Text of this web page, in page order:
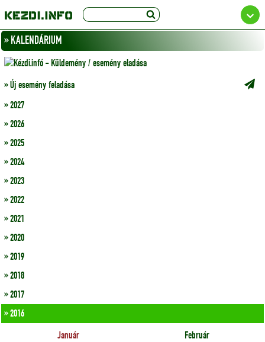
» KALENDÁRIUM
» Új esemény feladása
» 2027
» 2026
» 2025
» 2024
» 2023
» 2022
» 2021
» 2020
» 2019
» 2018
» 2017
» 2016
Január Február